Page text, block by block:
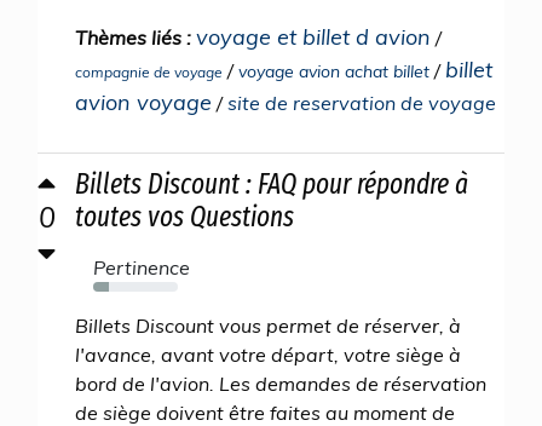
Thèmes liés : voyage et billet d avion /
compagnie de voyage /voyage avion achat billet / billet
avion voyage /site de reservation de voyage
0
Billets Discount : FAQ pour répondre à
toutes vos Questions
Pertinence
19%
Billets Discount vous permet de réserver, à
l'avance, avant votre départ, votre siège à
bord de l'avion. Les demandes de réservation
de siège doivent être faites au moment de